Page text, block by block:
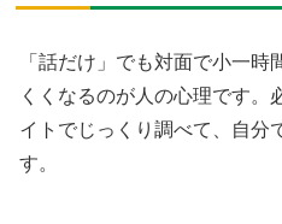
「話だけ」でも対面で小一
くくなるのが人の心理です。
イトでじっくり調べて、自分
す。